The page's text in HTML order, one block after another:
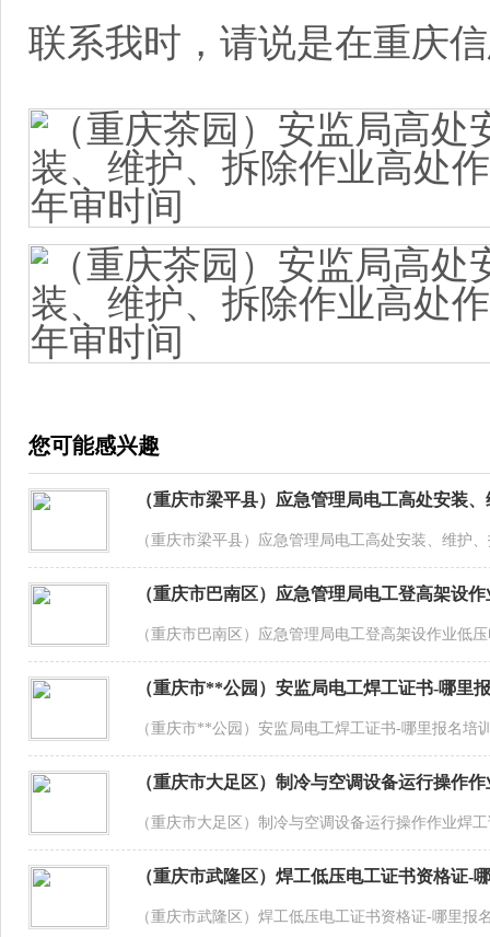
联系我时，请说是在重庆
您可能感兴趣
（重庆市梁平县）应急管理局电工高处安装
（重庆市梁平县）应急管理局电工高处安装、维护
（重庆市巴南区）应急管理局电工登高架设
（重庆市巴南区）应急管理局电工登高架设作业
（重庆市**公园）安监局电工焊工证书-哪里
（重庆市**公园）安监局电工焊工证书-哪里报名
（重庆市大足区）制冷与空调设备运行操作
（重庆市大足区）制冷与空调设备运行操作作业焊
（重庆市武隆区）焊工低压电工证书资格证-
（重庆市武隆区）焊工低压电工证书资格证-哪里